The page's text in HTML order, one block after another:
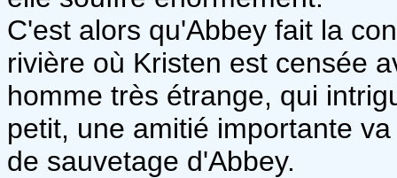
C'est alors qu'Abbey fait la
rivière où Kristen est censée
homme très étrange, qui
petit, une amitié importante
de sauvetage d'Abbey.